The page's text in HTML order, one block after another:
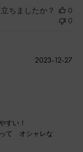
ちましたか？
0
0
い！
て オシャレな
公
2023-12-27